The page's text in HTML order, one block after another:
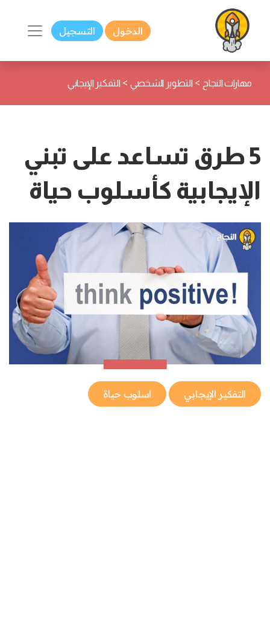
الدخول التسجيل
مهارات النجاح > التطوير الشخصي > التفكير الإيجابي
5 طرق تساعد على تبني
الإيجابية كأسلوب حياة
التفكير الإيجابي اسلوب حياة